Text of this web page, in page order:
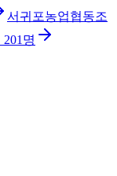
서귀포농업협동조
201 명